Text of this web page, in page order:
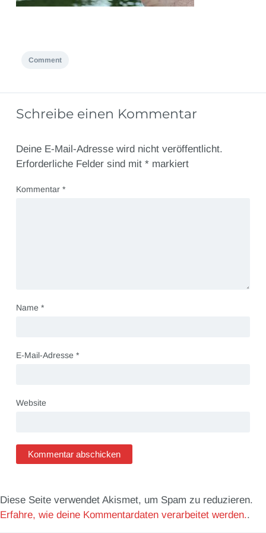
Comment
Schreibe einen Kommentar
Deine E-Mail-Adresse wird nicht veröffentlicht.
Erforderliche Felder sind mit *markiert
Kommentar *
Name *
E-Mail-Adresse *
Website
Diese Seite verwendet Akismet, um Spam zu reduzieren.
Erfahre, wie deine Kommentardaten verarbeitet werden..